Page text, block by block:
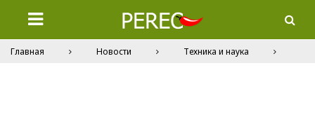
Главная Новости Техника и наука